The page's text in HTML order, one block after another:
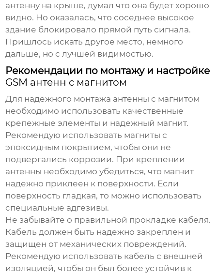
антенну на крыше, думал что она будет хорошо
видно. Но оказалась, что соседнее высокое
здание блокировало прямой путь сигнала.
Пришлось искать другое место, немного
дальше, но с лучшей видимостью.
Рекомендации по монтажу и настройке
GSM антенн с магнитом
Для надежного монтажа антенны с магнитом
необходимо использовать качественные
крепежные элементы и надежный магнит.
Рекомендую использовать магниты с
эпоксидным покрытием, чтобы они не
подвергались коррозии. При креплении
антенны необходимо убедиться, что магнит
надежно приклеен к поверхности. Если
поверхность гладкая, то можно использовать
специальные адгезивы.
Не забывайте о правильной прокладке кабеля.
Кабель должен быть надежно закреплен и
защищен от механических повреждений.
Рекомендую использовать кабель с внешней
изоляцией, чтобы он был более устойчив к